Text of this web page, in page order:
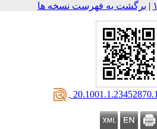
| برگشت به فهرست نسخه ها